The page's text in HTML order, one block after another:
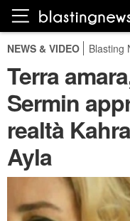
NEWS & VIDEO Blasting
Terra
Sermin
realtà
Ayla